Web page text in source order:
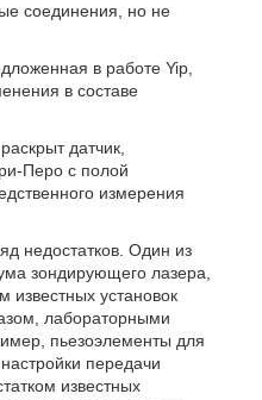
соединения, но не
в работе Yip,
в составе
датчик,
Перо с полой
измерения
недостатков. Один из
зондирующего лазера,
известных установок
лабораторными
пьезоэлементы для
передачи
известных